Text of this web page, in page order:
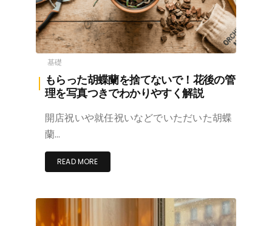
基礎
もらった胡蝶蘭を捨てないで！花後の管
理を写真つきでわかりやすく解説
開店祝いや就任祝いなどでいただいた胡蝶
蘭…
READ MORE